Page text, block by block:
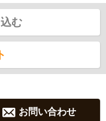
む
お問い合わせ